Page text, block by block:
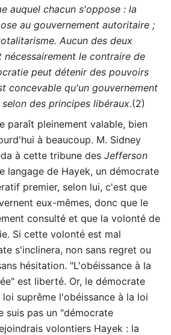
auquel chacun s'oppose : la
au gouvernement autoritaire ;
Aucun des deux
nécessairement le contraire de
peut détenir des pouvoirs
concevable qu'un gouvernement
des principes libéraux.(2)
paraît pleinement valable, bien
à beaucoup. M. Sidney
à cette tribune des Jefferson
langage de Hayek, un démocrate
premier, selon lui, c'est que
eux-mêmes, donc que le
consulté et que la volonté de
Si cette volonté est mal
s'inclinera, non sans regret ou
hésitation. "L'obéissance à la
est liberté. Or, le démocrate
suprême l'obéissance à la loi
suis pas un "démocrate
volontiers Hayek : la